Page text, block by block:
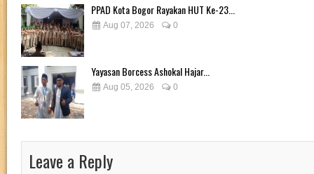
PPAD Kota Bogor Rayakan HUT Ke-23...
Aug 07, 2026 0
Yayasan Borcess Ashokal Hajar...
Aug 05, 2026 0
Leave a Reply